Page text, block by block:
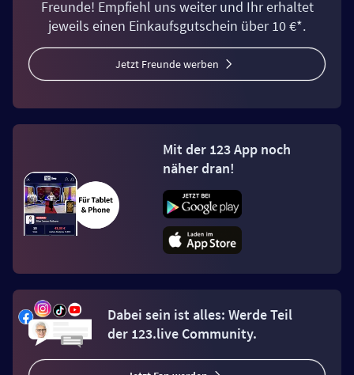
Freunde! Empfiehl uns weiter und Ihr erhaltet
jeweils einen Einkaufsgutschein über 10 €*.
Jetzt Freunde werben
Mit der 123 App noch
näher dran!
Dabei sein ist alles: Werde Teil
der 123.live Community.